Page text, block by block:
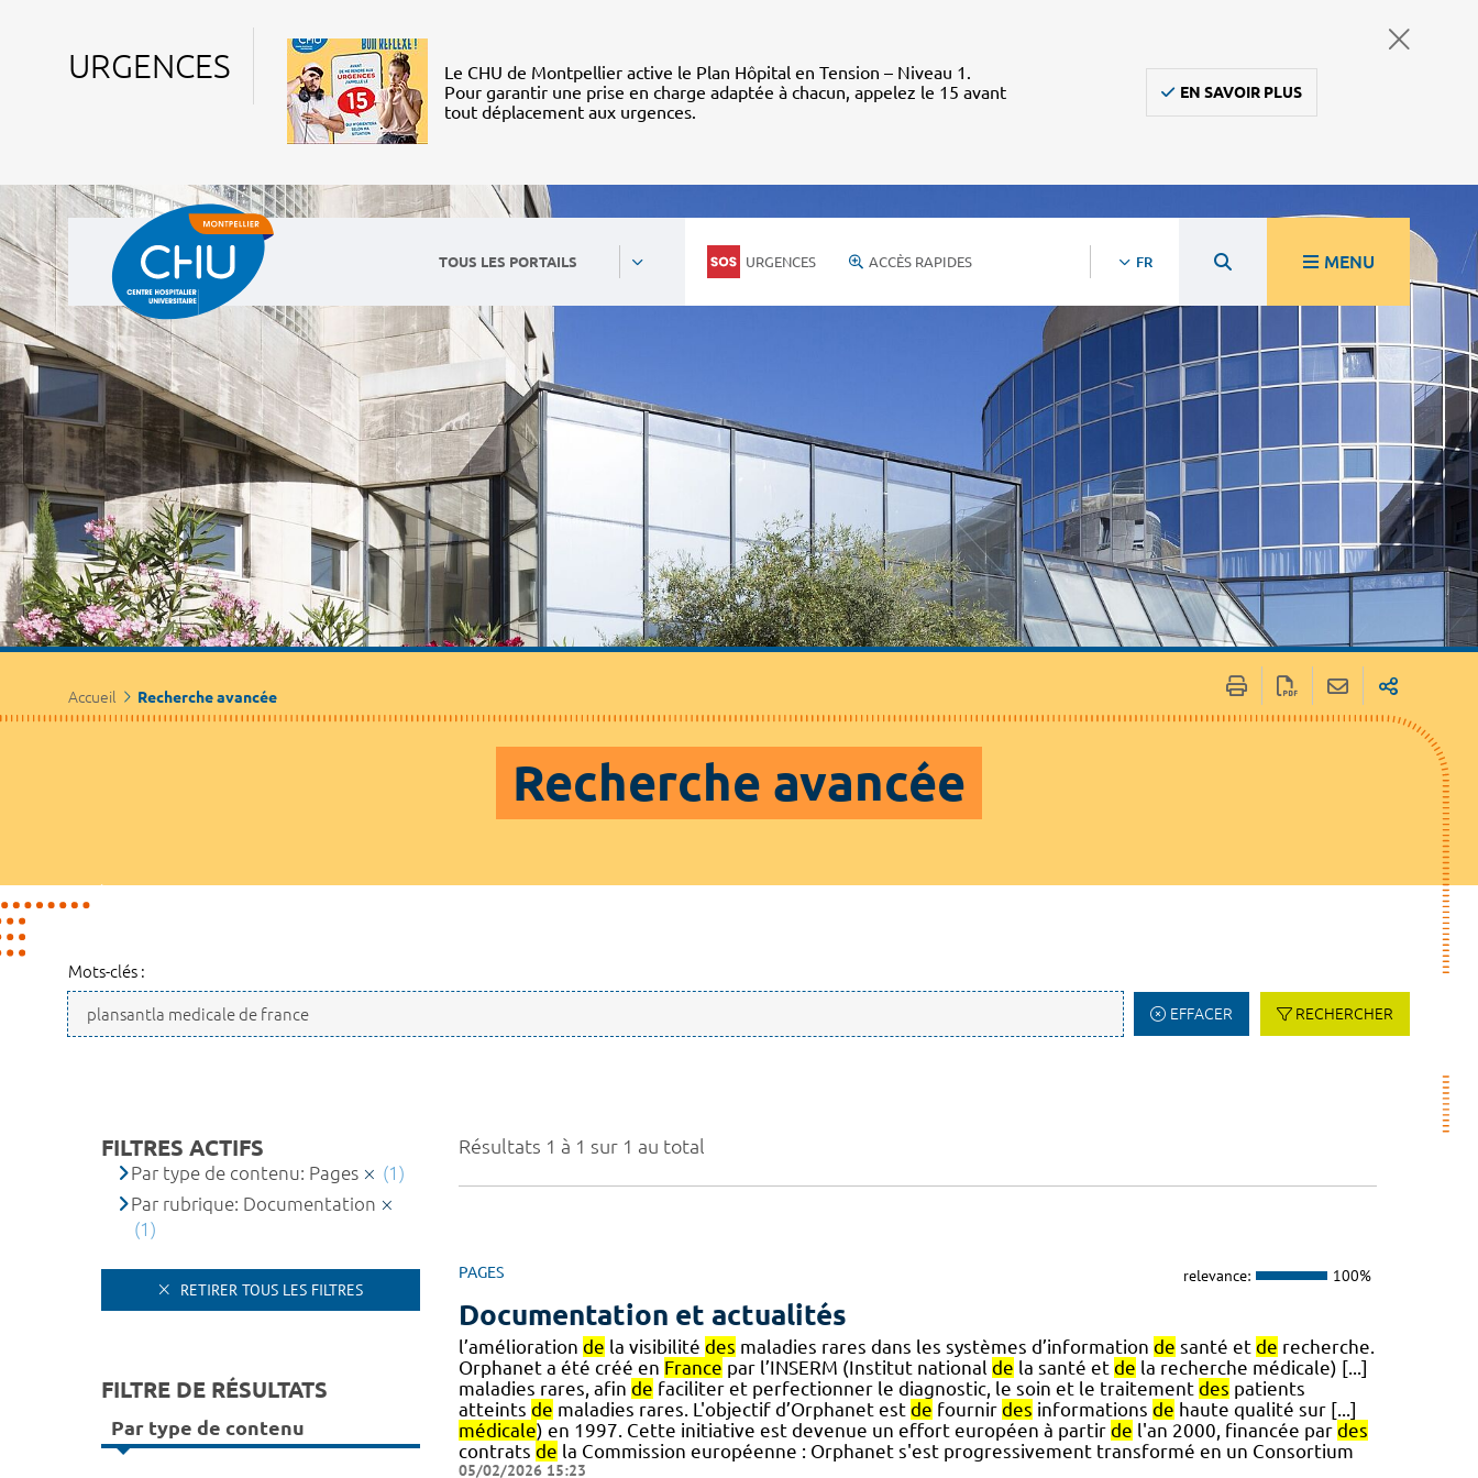
URGENCES
Le CHU de Montpellier active le Plan Hôpital en Tension – Niveau 1.
Pour garantir une prise en charge adaptée à chacun, appelez le 15 avant
tout déplacement aux urgences.
EN SAVOIR PLUS
TOUS LES PORTAILS URGENCES ACCÈS RAPIDES FR MENU
Accueil Recherche avancée
Recherche avancée
Mots-clés :
EFFACER RECHERCHER
Résultats 1 à 1 sur 1 au total
PAGES relevance: 100%
Documentation et actualités
l’amélioration de la visibilité des maladies rares dans les systèmes d’information de santé et de recherche.
Orphanet a été créé en France par l’INSERM (Institut national de la santé et de la recherche médicale) [...]
maladies rares, afin de faciliter et perfectionner le diagnostic, le soin et le traitement des patients
atteints de maladies rares. L'objectif d’Orphanet est de fournir des informations de haute qualité sur [...]
médicale) en 1997. Cette initiative est devenue un effort européen à partir de l'an 2000, financée par des
contrats de la Commission européenne : Orphanet s'est progressivement transformé en un Consortium
05/02/2026 15:23
FILTRES ACTIFS
Par type de contenu: Pages
(1)
Par rubrique: Documentation
(1)
RETIRER TOUS LES FILTRES
FILTRE DE RÉSULTATS
Par type de contenu